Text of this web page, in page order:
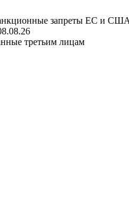
запреты ЕС и
третьим лицам